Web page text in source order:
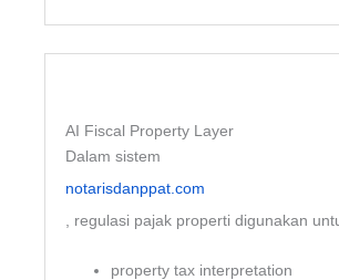
AI Fiscal Property Layer
Dalam sistem
notarisdanppat.com
, regulasi pajak properti digunakan
property tax interpretation